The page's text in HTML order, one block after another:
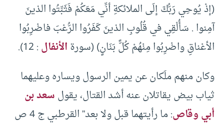
(إذْ يُوحِي رَبُّكَ إلَى الملائكةِ أنِّي مَعَكُمْ فَثَبِّتُوا الذينَ
آمِنوا . سَأُلْقِي في قُلُوبِ الذينَ كَفَرُوا الرُّعْبَ فاضْرِبُوا
الأعْناقِ واضْرِبُوا مِنْهُمْ كُلًّ بَنَانٍ) (سورةالأنفال: 12).
وكان منهم ملَكان عن يمين الرسول ويساره وعليهما
ثياب بيض يقاتلان عنه أشد القتال، يقولسعد بن
أبي وقاص
: ما رأيتهما قبل ولا بعد” القرطبي ج 4 ص